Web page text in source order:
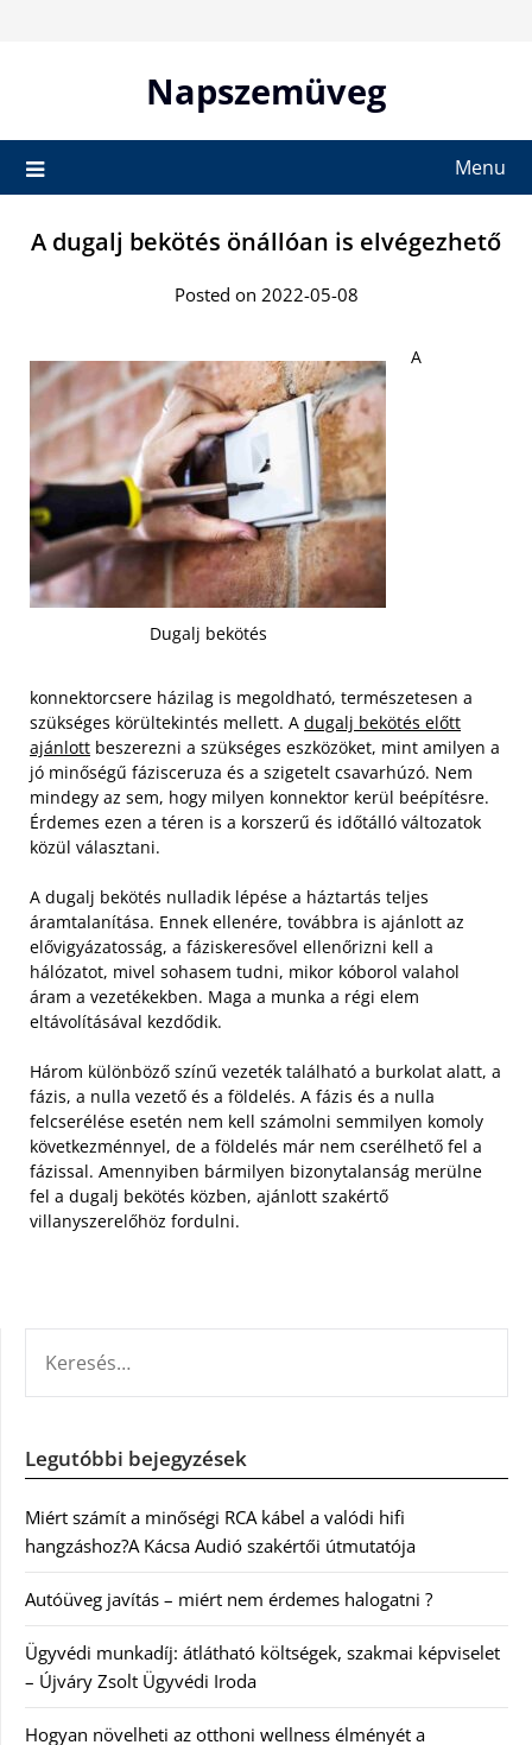
Napszemüveg
Menu
A dugalj bekötés önállóan is elvégezhető
Posted on 2022-05-08
Dugalj bekötés
A
konnektorcsere házilag is megoldható, természetesen a
szükséges körültekintés mellett. A dugalj bekötés előtt
ajánlott beszerezni a szükséges eszközöket, mint amilyen a
jó minőségű fázisceruza és a szigetelt csavarhúzó. Nem
mindegy az sem, hogy milyen konnektor kerül beépítésre.
Érdemes ezen a téren is a korszerű és időtálló változatok
közül választani.
A dugalj bekötés nulladik lépése a háztartás teljes
áramtalanítása. Ennek ellenére, továbbra is ajánlott az
elővigyázatosság, a fáziskeresővel ellenőrizni kell a
hálózatot, mivel sohasem tudni, mikor kóborol valahol
áram a vezetékekben. Maga a munka a régi elem
eltávolításával kezdődik.
Három különböző színű vezeték található a burkolat alatt, a
fázis, a nulla vezető és a földelés. A fázis és a nulla
felcserélése esetén nem kell számolni semmilyen komoly
következménnyel, de a földelés már nem cserélhető fel a
fázissal. Amennyiben bármilyen bizonytalanság merülne
fel a dugalj bekötés közben, ajánlott szakértő
villanyszerelőhöz fordulni.
Legutóbbi bejegyzések
Miért számít a minőségi RCA kábel a valódi hifi
hangzáshoz?A Kácsa Audió szakértői útmutatója
Autóüveg javítás – miért nem érdemes halogatni ?
Ügyvédi munkadíj: átlátható költségek, szakmai képviselet
– Újváry Zsolt Ügyvédi Iroda
Hogyan növelheti az otthoni wellness élményét a